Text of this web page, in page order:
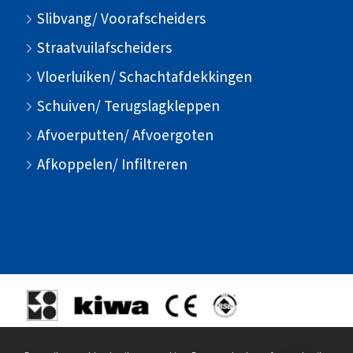
Slibvang/ Voorafscheiders
Straatvuilafscheiders
Vloerluiken/ Schachtafdekkingen
Schuiven/ Terugslagkleppen
Afvoerputten/ Afvoergoten
Afkoppelen/ Infiltreren